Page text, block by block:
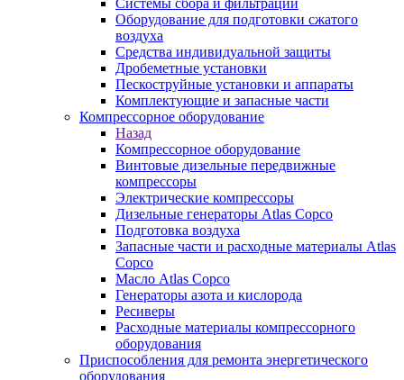
Системы сбора и фильтрации
Оборудование для подготовки сжатого
воздуха
Средства индивидуальной защиты
Дробеметные установки
Пескоструйные установки и аппараты
Комплектующие и запасные части
Компрессорное оборудование
Назад
Компрессорное оборудование
Винтовые дизельные передвижные
компрессоры
Электрические компрессоры
Дизельные генераторы Atlas Copco
Подготовка воздуха
Запасные части и расходные материалы Atlas
Copco
Масло Atlas Copco
Генераторы азота и кислорода
Ресиверы
Расходные материалы компрессорного
оборудования
Приспособления для ремонта энергетического
оборудования